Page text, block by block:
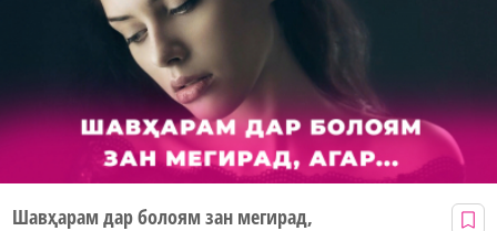
Шавҳарам дар болоям зан мегирад,